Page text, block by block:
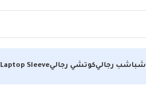
شباشب رجاليكوتشي رجاليLaptop Sleeve